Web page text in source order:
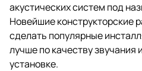
акустических систем под
Новейшие конструкторские
сделать популярные
лучше по качеству звучания
установке.